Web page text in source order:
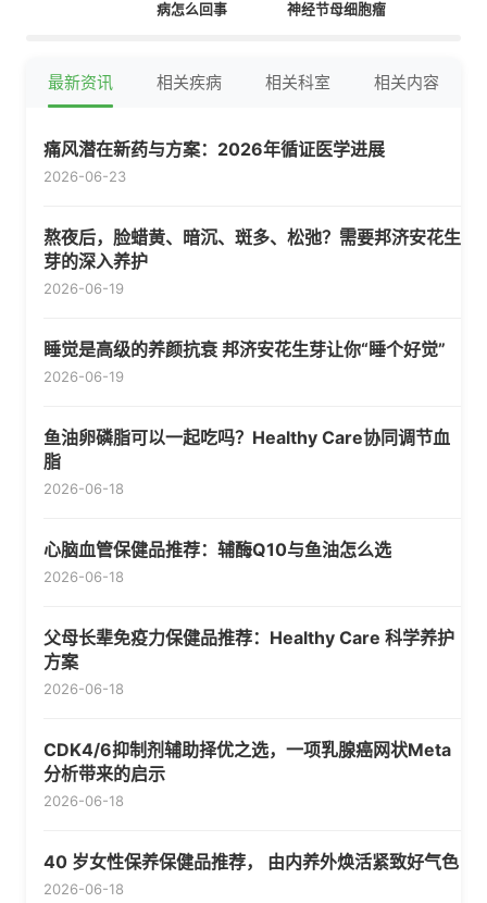
病怎么回事
神经节母细胞瘤
最新资讯 相关疾病 相关科室 相关内容
痛风潜在新药与方案：2026年循证医学进展
2026-06-23
熬夜后，脸蜡黄、暗沉、斑多、松弛？需要邦济安花生
芽的深入养护
2026-06-19
睡觉是高级的养颜抗衰 邦济安花生芽让你“睡个好觉”
2026-06-19
鱼油卵磷脂可以一起吃吗？Healthy Care协同调节血
脂
2026-06-18
心脑血管保健品推荐：辅酶Q10与鱼油怎么选
2026-06-18
父母长辈免疫力保健品推荐：Healthy Care 科学养护
方案
2026-06-18
CDK4/6抑制剂辅助择优之选，一项乳腺癌网状Meta
分析带来的启示
2026-06-18
40 岁女性保养保健品推荐， 由内养外焕活紧致好气色
2026-06-18